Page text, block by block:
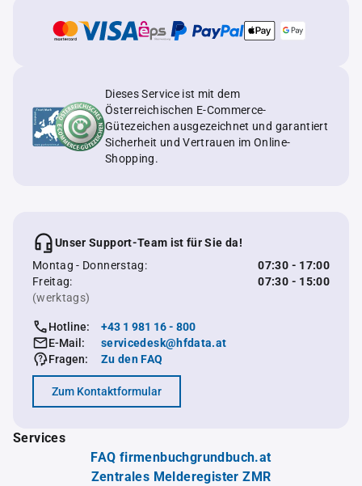
Dieses Service ist mit dem
Österreichischen E-Commerce-
Gütezeichen ausgezeichnet und garantiert
Sicherheit und Vertrauen im Online-
Shopping.
Unser Support-Team ist für Sie da!
Montag - Donnerstag:
07:30 - 17:00
Freitag:
07:30 - 15:00
(werktags)
Hotline:
+43 1 981 16 - 800
E-Mail:
servicedesk@hfdata.at
Fragen:
Zu den FAQ
Zum Kontaktformular
Services
FAQ firmenbuchgrundbuch.at
Zentrales Melderegister ZMR